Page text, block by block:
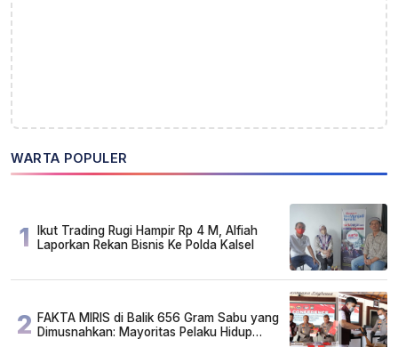
WARTA POPULER
1
Ikut Trading Rugi Hampir Rp 4 M, Alfiah
Laporkan Rekan Bisnis Ke Polda Kalsel
2 FAKTA MIRIS di Balik 656 Gram Sabu yang
Dimusnahkan: Mayoritas Pelaku Hidup